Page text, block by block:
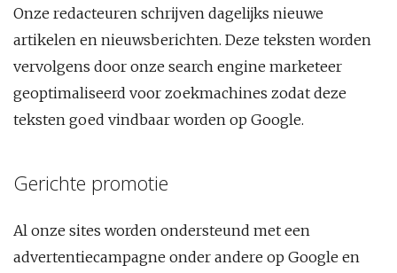
Onze redacteuren schrijven dagelijks nieuwe
artikelen en nieuwsberichten. Deze teksten worden
vervolgens door onze search engine marketeer
geoptimaliseerd voor zoekmachines zodat deze
teksten goed vindbaar worden op Google.
Gerichte promotie
Al onze sites worden ondersteund met een
advertentiecampagne onder andere op Google en